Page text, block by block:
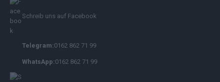
Schreib uns auf Facebook
Telegram:0162 862 71 99
WhatsApp:0162 862 71 99